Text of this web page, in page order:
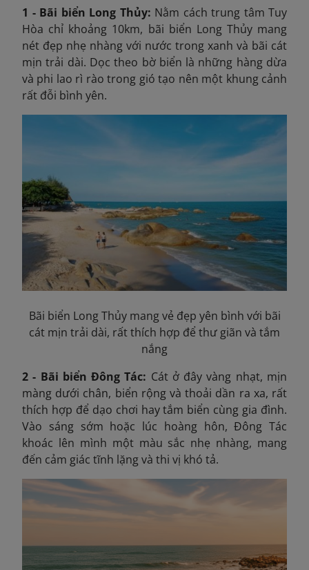
1 - Bãi biển Long Thủy: Nằm cách trung tâm Tuy
Hòa chỉ khoảng 10km, bãi biển Long Thủy mang
nét đẹp nhẹ nhàng với nước trong xanh và bãi cát
mịn trải dài. Dọc theo bờ biển là những hàng dừa
và phi lao rì rào trong gió tạo nên một khung cảnh
rất đỗi bình yên.
Bãi biển Long Thủy mang vẻ đẹp yên bình với bãi
cát mịn trải dài, rất thích hợp để thư giãn và tắm
nắng
2 - Bãi biển Đông Tác: Cát ở đây vàng nhạt, mịn
màng dưới chân, biển rộng và thoải dần ra xa, rất
thích hợp để dạo chơi hay tắm biển cùng gia đình.
Vào sáng sớm hoặc lúc hoàng hôn, Đông Tác
khoác lên mình một màu sắc nhẹ nhàng, mang
đến cảm giác tĩnh lặng và thi vị khó tả.